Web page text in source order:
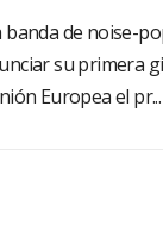
banda de noise-
su primera
Europea el pr...